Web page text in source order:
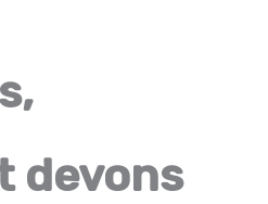
devons